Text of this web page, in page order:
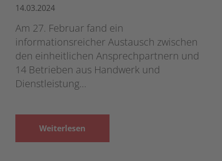
14.03.2024
Am 27. Februar fand ein
informationsreicher Austausch zwischen
den einheitlichen Ansprechpartnern und
14 Betrieben aus Handwerk und
Dienstleistung…
Weiterlesen